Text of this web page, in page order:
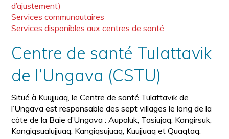
d’ajustement)
Services communautaires
Services disponibles aux centres de santé
Centre de santé Tulattavik
de l’Ungava (CSTU)
Situé à Kuujjuaq, le Centre de santé Tulattavik de
l’Ungava est responsable des sept villages le long de la
côte de la Baie d’Ungava : Aupaluk, Tasiujaq, Kangirsuk,
Kangiqsualujjuaq, Kangiqsujuaq, Kuujjuaq et Quaqtaq.